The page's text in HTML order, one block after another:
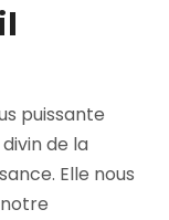
puissante
de la
Elle nous